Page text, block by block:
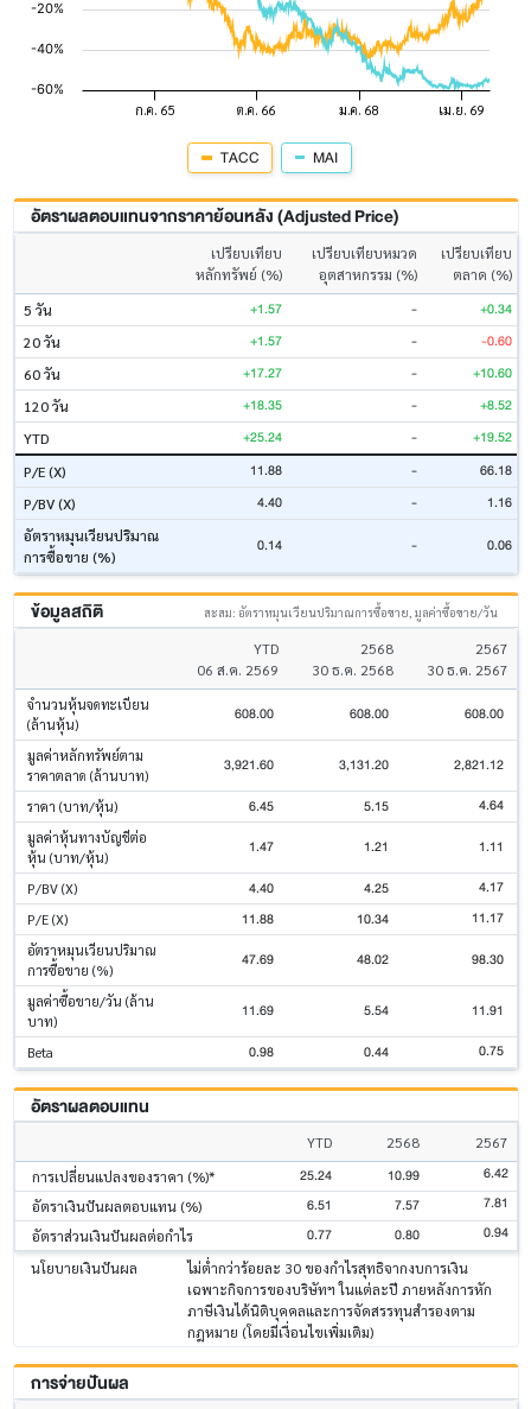
TACC MAI
อัตราผลตอบแทนจากราคาย้อนหลัง (Adjusted Price)
เปรียบเทียบ
หลักทรัพย์ (%)
เปรียบเทียบหมวด
อุตสาหกรรม (%)
เปรียบเทียบ
ตลาด (%)
5 วัน
+1.57 - +0.34
20 วัน +1.57 - -0.60
60 วัน +17.27 - +10.60
120 วัน +18.35 - +8.52
YTD +25.24 - +19.52
P/E (X) 11.88 - 66.18
P/BV (X) 4.40 - 1.16
อัตราหมุนเวียนปริมาณ
การซื้อขาย (%)
0.14 - 0.06
ข้อมูลสถิติ สะสม: อัตราหมุนเวียนปริมาณการซื้อขาย, มูลค่าซื้อขาย/วัน
YTD
06 ส.ค. 2569
2568
30 ธ.ค. 2568
2567
30 ธ.ค. 2567
จำนวนหุ้นจดทะเบียน
(ล้านหุ้น)
608.00 608.00 608.00
มูลค่าหลักทรัพย์ตาม
ราคาตลาด (ล้านบาท)
3,921.60 3,131.20 2,821.12
ราคา (บาท/หุ้น) 6.45 5.15 4.64
มูลค่าหุ้นทางบัญชีต่อ
หุ้น (บาท/หุ้น)
1.47 1.21 1.11
P/BV (X) 4.40 4.25 4.17
P/E (X) 11.88 10.34 11.17
อัตราหมุนเวียนปริมาณ
การซื้อขาย (%)
47.69 48.02 98.30
มูลค่าซื้อขาย/วัน (ล้าน
บาท)
11.69 5.54 11.91
Beta 0.98 0.44 0.75
อัตราผลตอบแทน
YTD 2568
2567
การเปลี่ยนแปลงของราคา (%)*
25.24 10.99 6.42
อัตราเงินปันผลตอบแทน (%) 6.51 7.57 7.81
อัตราส่วนเงินปันผลต่อกำไร 0.77 0.80 0.94
นโยบายเงินปันผล
ไม่ต่ำกว่าร้อยละ 30 ของกำไรสุทธิจากงบการเงิน
เฉพาะกิจการของบริษัทฯ ในแต่ละปี ภายหลังการหัก
ภาษีเงินได้นิติบุคคลและการจัดสรรทุนสำรองตาม
กฎหมาย (โดยมีเงื่อนไขเพิ่มเติม)
การจ่ายปันผล